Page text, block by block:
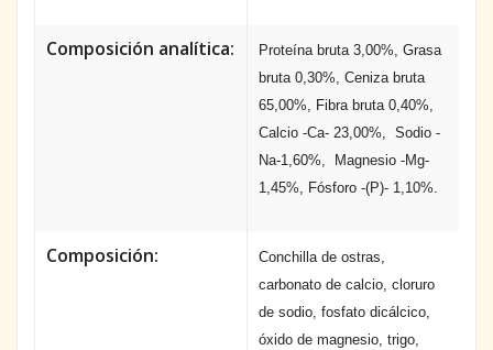
Composición analítica:
Proteína bruta 3,00%, Grasa
bruta 0,30%, Ceniza bruta
65,00%, Fibra bruta 0,40%,
Calcio -Ca- 23,00%, Sodio -
Na-1,60%, Magnesio -Mg-
1,45%, Fósforo -(P)- 1,10%.
Composición:
Conchilla de ostras,
carbonato de calcio, cloruro
de sodio, fosfato dicálcico,
óxido de magnesio, trigo,